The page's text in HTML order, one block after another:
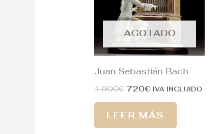
AGOTADO
Juan Sebastián Bach
1.900€ 720€ IVA INCLUIDO
LEER MÁS